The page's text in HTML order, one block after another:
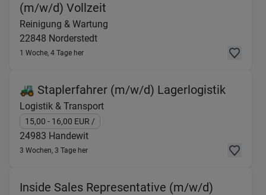
(m/w/d) Vollzeit
Reinigung & Wartung
22848 Norderstedt
1 Woche, 4 Tage her
🚜 Staplerfahrer (m/w/d) Lagerlogistik
Logistik & Transport
15,00 - 16,00 EUR /
24983 Handewit
3 Wochen, 3 Tage her
Inside Sales Representative (m/w/d)